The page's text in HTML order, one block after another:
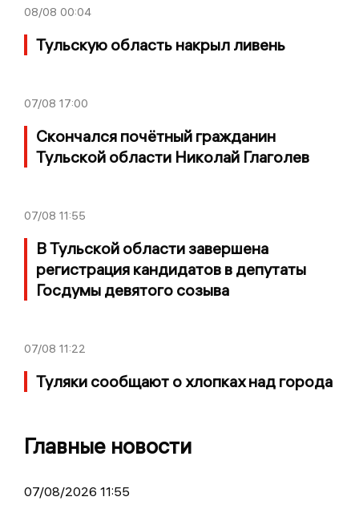
08/08 00:04
Тульскую область накрыл ливень
07/08 17:00
Скончался почётный гражданин
Тульской области Николай Глаголев
07/08 11:55
В Тульской области завершена
регистрация кандидатов в депутаты
Госдумы девятого созыва
07/08 11:22
Туляки сообщают о хлопках над города
Главные новости
07/08/2026 11:55